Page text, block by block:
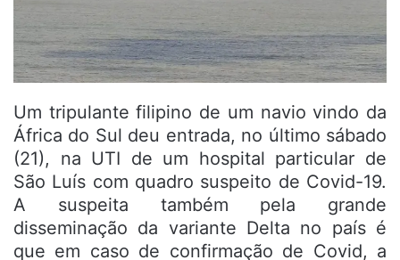
Um tripulante filipino de um navio vindo da
África do Sul deu entrada, no último sábado
(21), na UTI de um hospital particular de
São Luís com quadro suspeito de Covid-19.
A suspeita também pela grande
disseminação da variante Delta no país é
que em caso de confirmação de Covid, a